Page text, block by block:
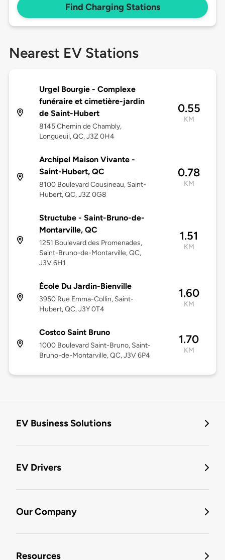
Find Charging Stations
Nearest EV Stations
Urgel Bourgie - Complexe
funéraire et cimetière-jardin
de Saint-Hubert
8145 Chemin de Chambly,
Longueuil, QC, J3Z 0H4
0.55
KM
Archipel Maison Vivante -
Saint-Hubert, QC
8100 Boulevard Cousineau, Saint-
Hubert, QC, J3Z 0G8
0.78
KM
Structube - Saint-Bruno-de-
Montarville, QC
1251 Boulevard des Promenades,
Saint-Bruno-de-Montarville, QC,
J3V 6H1
1.51
KM
École Du Jardin-Bienville
3950 Rue Emma-Collin, Saint-
Hubert, QC, J3Y 0T4
1.60
KM
Costco Saint Bruno
1000 Boulevard Saint-Bruno, Saint-
Bruno-de-Montarville, QC, J3V 6P4
1.70
KM
EV Business Solutions
EV Drivers
Our Company
Resources